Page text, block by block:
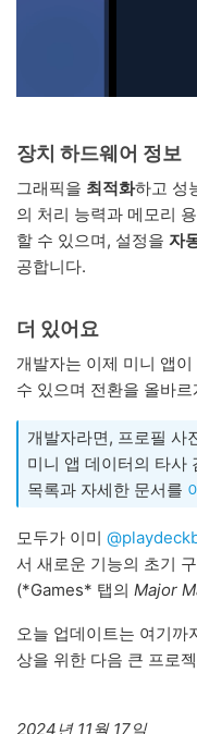
장치 하드웨어 정보
그래픽을 최적화하고 성
의 처리 능력과 메모리
할 수 있으며, 설정을 자
공합니다.
더 있어요
개발자는 이제 미니 앱이
수 있으며 전환을 올바
개발자라면, 프로필 사
미니 앱 데이터의 타사
목록과 자세한 문서를
모두가 이미
서 새로운 기능의 초기
(*Games* 탭의 Major
오늘 업데이트는 여기까
상을 위한 다음 큰 프로
2024년 11월 17일